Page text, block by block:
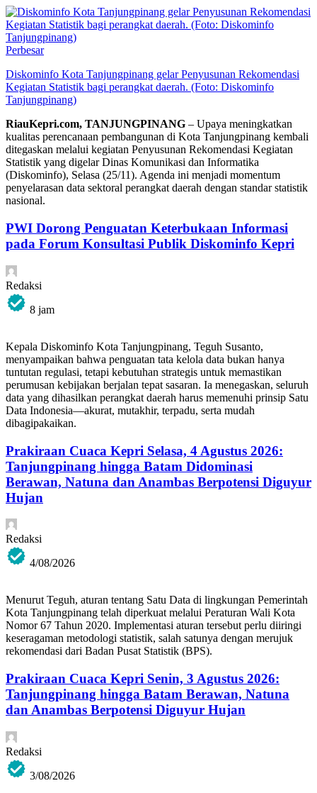
Perbesar
Diskominfo Kota Tanjungpinang gelar Penyusunan Rekomendasi
Kegiatan Statistik bagi perangkat daerah. (Foto: Diskominfo
Tanjungpinang)
RiauKepri.com, TANJUNGPINANG – Upaya meningkatkan
kualitas perencanaan pembangunan di Kota Tanjungpinang kembali
ditegaskan melalui kegiatan Penyusunan Rekomendasi Kegiatan
Statistik yang digelar Dinas Komunikasi dan Informatika
(Diskominfo), Selasa (25/11). Agenda ini menjadi momentum
penyelarasan data sektoral perangkat daerah dengan standar statistik
nasional.
PWI Dorong Penguatan Keterbukaan Informasi
pada Forum Konsultasi Publik Diskominfo Kepri
Redaksi
8 jam
Kepala Diskominfo Kota Tanjungpinang, Teguh Susanto,
menyampaikan bahwa penguatan tata kelola data bukan hanya
tuntutan regulasi, tetapi kebutuhan strategis untuk memastikan
perumusan kebijakan berjalan tepat sasaran. Ia menegaskan, seluruh
data yang dihasilkan perangkat daerah harus memenuhi prinsip Satu
Data Indonesia—akurat, mutakhir, terpadu, serta mudah
dibagipakaikan.
Prakiraan Cuaca Kepri Selasa, 4 Agustus 2026:
Tanjungpinang hingga Batam Didominasi
Berawan, Natuna dan Anambas Berpotensi Diguyur
Hujan
Redaksi
4/08/2026
Menurut Teguh, aturan tentang Satu Data di lingkungan Pemerintah
Kota Tanjungpinang telah diperkuat melalui Peraturan Wali Kota
Nomor 67 Tahun 2020. Implementasi aturan tersebut perlu diiringi
keseragaman metodologi statistik, salah satunya dengan merujuk
rekomendasi dari Badan Pusat Statistik (BPS).
Prakiraan Cuaca Kepri Senin, 3 Agustus 2026:
Tanjungpinang hingga Batam Berawan, Natuna
dan Anambas Berpotensi Diguyur Hujan
Redaksi
3/08/2026